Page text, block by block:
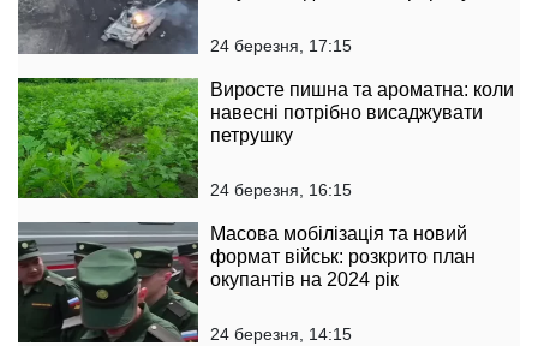
24 березня, 17:15
Виросте пишна та ароматна: коли
навесні потрібно висаджувати
петрушку
24 березня, 16:15
Масова мобілізація та новий
формат військ: розкрито план
окупантів на 2024 рік
24 березня, 14:15